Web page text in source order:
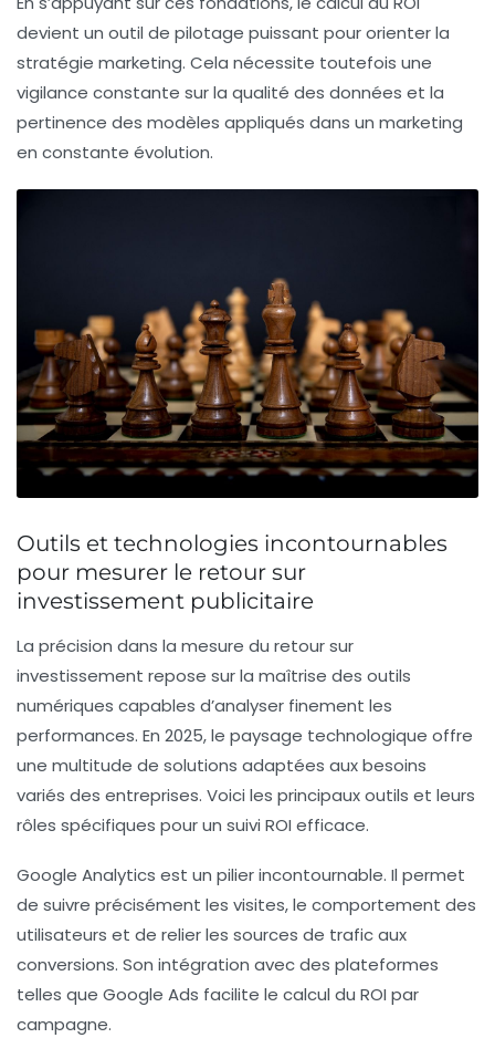
devient un outil de pilotage puissant pour orienter la
stratégie marketing. Cela nécessite toutefois une
vigilance constante sur la qualité des données et la
pertinence des modèles appliqués dans un marketing
en constante évolution.
Outils et technologies incontournables
pour mesurer le retour sur
investissement publicitaire
La précision dans la mesure du retour sur
investissement repose sur la maîtrise des outils
numériques capables d’analyser finement les
performances. En 2025, le paysage technologique offre
une multitude de solutions adaptées aux besoins
variés des entreprises. Voici les principaux outils et leurs
rôles spécifiques pour un suivi ROI efficace.
Google Analytics est un pilier incontournable. Il permet
de suivre précisément les visites, le comportement des
utilisateurs et de relier les sources de trafic aux
conversions. Son intégration avec des plateformes
telles que Google Ads facilite le calcul du ROI par
campagne.